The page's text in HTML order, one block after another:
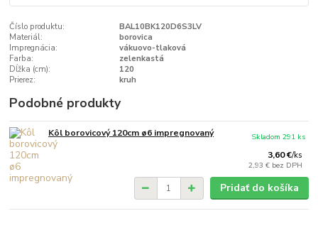
Číslo produktu:
BAL10BK120D6S3LV
Materiál:
borovica
Impregnácia:
vákuovo-tlaková
Farba:
zelenkastá
Dĺžka (cm):
120
Prierez:
kruh
Podobné produkty
Kôl borovicový 120cm ø6 impregnovaný
3,60 €/ks
2,93 € bez DPH
Skladom 291 ks
Pridať do košíka